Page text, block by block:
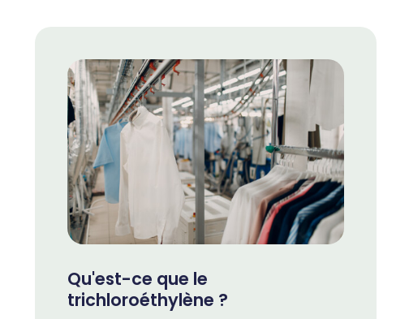
Qu'est-ce que le
trichloroéthylène ?